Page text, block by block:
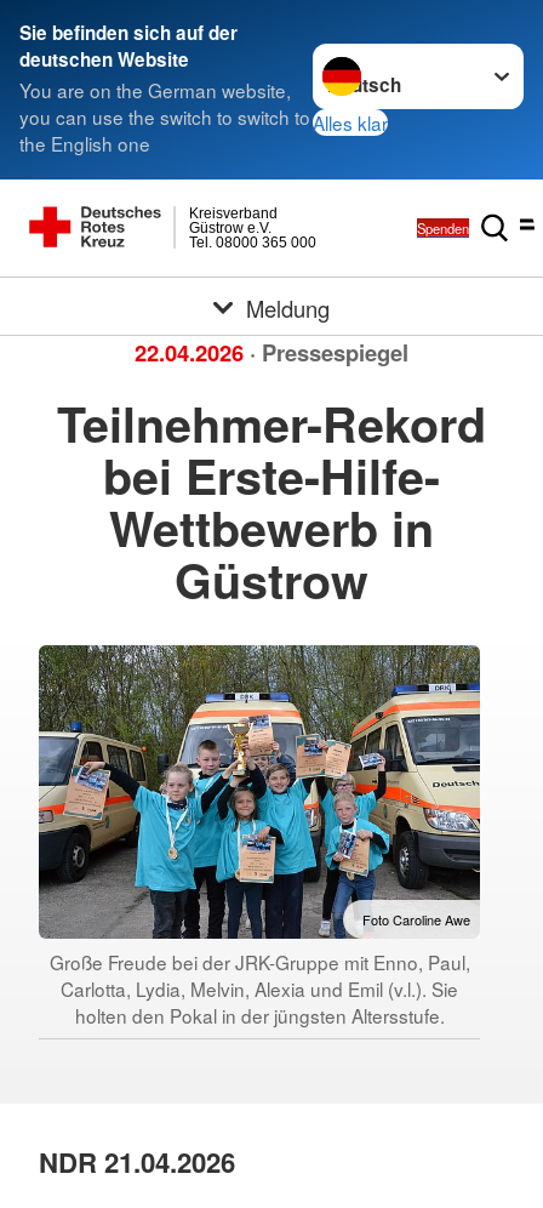
Sie befinden sich auf der
deutschen Website
You are on the German website,
you can use the switch to switch to
the English one
Sprache wechseln zu
Alles klar
Tel. 08000 365 000
Güstrow e.V.
Kreisverband
Spenden
Meldung
22.04.2026 · Pressespiegel
Teilnehmer-Rekord
bei Erste-Hilfe-
Wettbewerb in
Güstrow
Foto Caroline Awe
Große Freude bei der JRK-Gruppe mit Enno, Paul,
Carlotta, Lydia, Melvin, Alexia und Emil (v.l.). Sie
holten den Pokal in der jüngsten Altersstufe.
NDR 21.04.2026